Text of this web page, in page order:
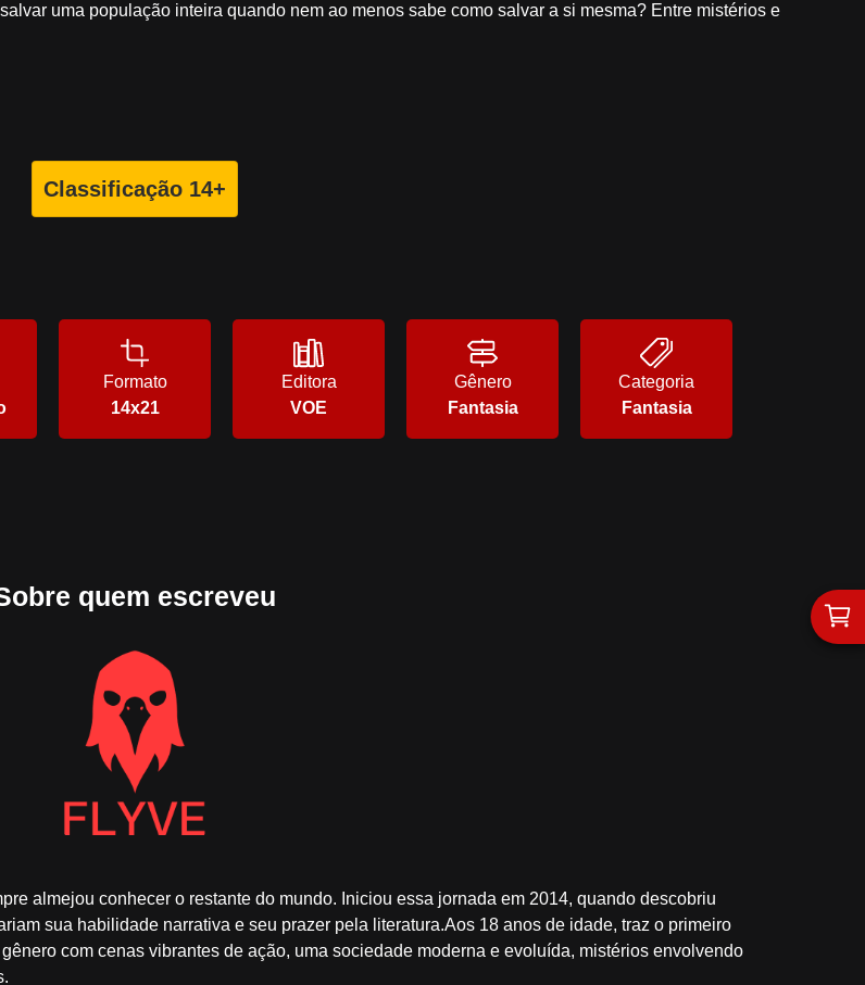
uma população inteira quando nem ao menos sabe como salvar a si mesma? Entre mistérios e
Classificação 14+
Formato
14x21
Editora
VOE
Gênero
Fantasia
Categoria
Fantasia
quem escreveu
almejou conhecer o restante do mundo. Iniciou essa jornada em 2014, quando descobriu
sua habilidade narrativa e seu prazer pela literatura.Aos 18 anos de idade, traz o primeiro
com cenas vibrantes de ação, uma sociedade moderna e evoluída, mistérios envolvendo